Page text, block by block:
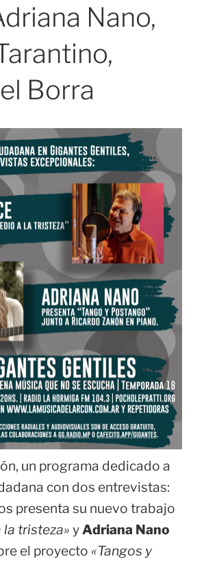
Nano,
Borra
un programa dedicado a
con dos entrevistas:
presenta su nuevo trabajo
la tristeza» yAdriana Nano
el proyecto «Tangos y